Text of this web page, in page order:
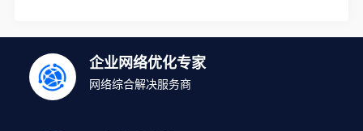
企业网络优化专家
网络综合解决服务商